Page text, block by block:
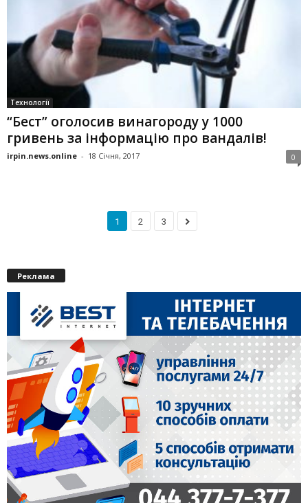
Технології
“Бест” оголосив винагороду у 1000
гривень за інформацію про вандалів!
irpin.news.online - 18 Січня, 2017 0
1 2 3
Реклама